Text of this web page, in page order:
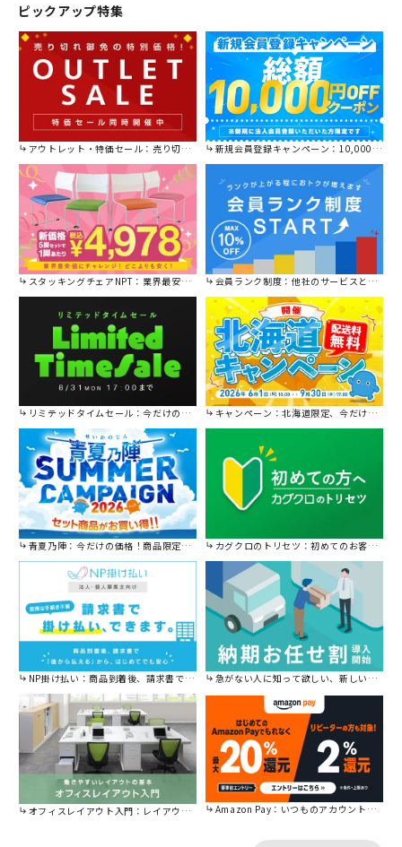
ピックアップ特集
アウトレット・特価セール：売り切れ御免の特別価格！ 新規会員登録キャンペーン：10,000円OFFクーポン進呈中！
スタッキングチェアNPT：業界最安値に挑戦！ 会員ランク制度：他社のサービスと比較してください。
リミテッドタイムセール：今だけの限定セール。 キャンペーン：北海道限定、今だけ送料無料！
青夏乃陣：今だけの価格！商品限定セール開催中です。 カグクロのトリセツ：初めてのお客様はこちら。
NP掛け払い：商品到着後、請求書で後から払えます。 急がない人に知って欲しい、新しい割引を始めました。
オフィスレイアウト入門：レイアウトの基本をご紹介。 Amazon Pay：いつものアカウントで簡単に決済可能。